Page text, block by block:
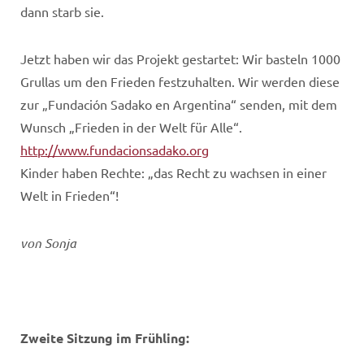
dann starb sie.
Jetzt haben wir das Projekt gestartet: Wir basteln 1000
Grullas um den Frieden festzuhalten. Wir werden diese
zur „Fundación Sadako en Argentina“ senden, mit dem
Wunsch „Frieden in der Welt für Alle“.
http://www.fundacionsadako.org
Kinder haben Rechte: „das Recht zu wachsen in einer
Welt in Frieden“!
von Sonja
Zweite Sitzung im Frühling: